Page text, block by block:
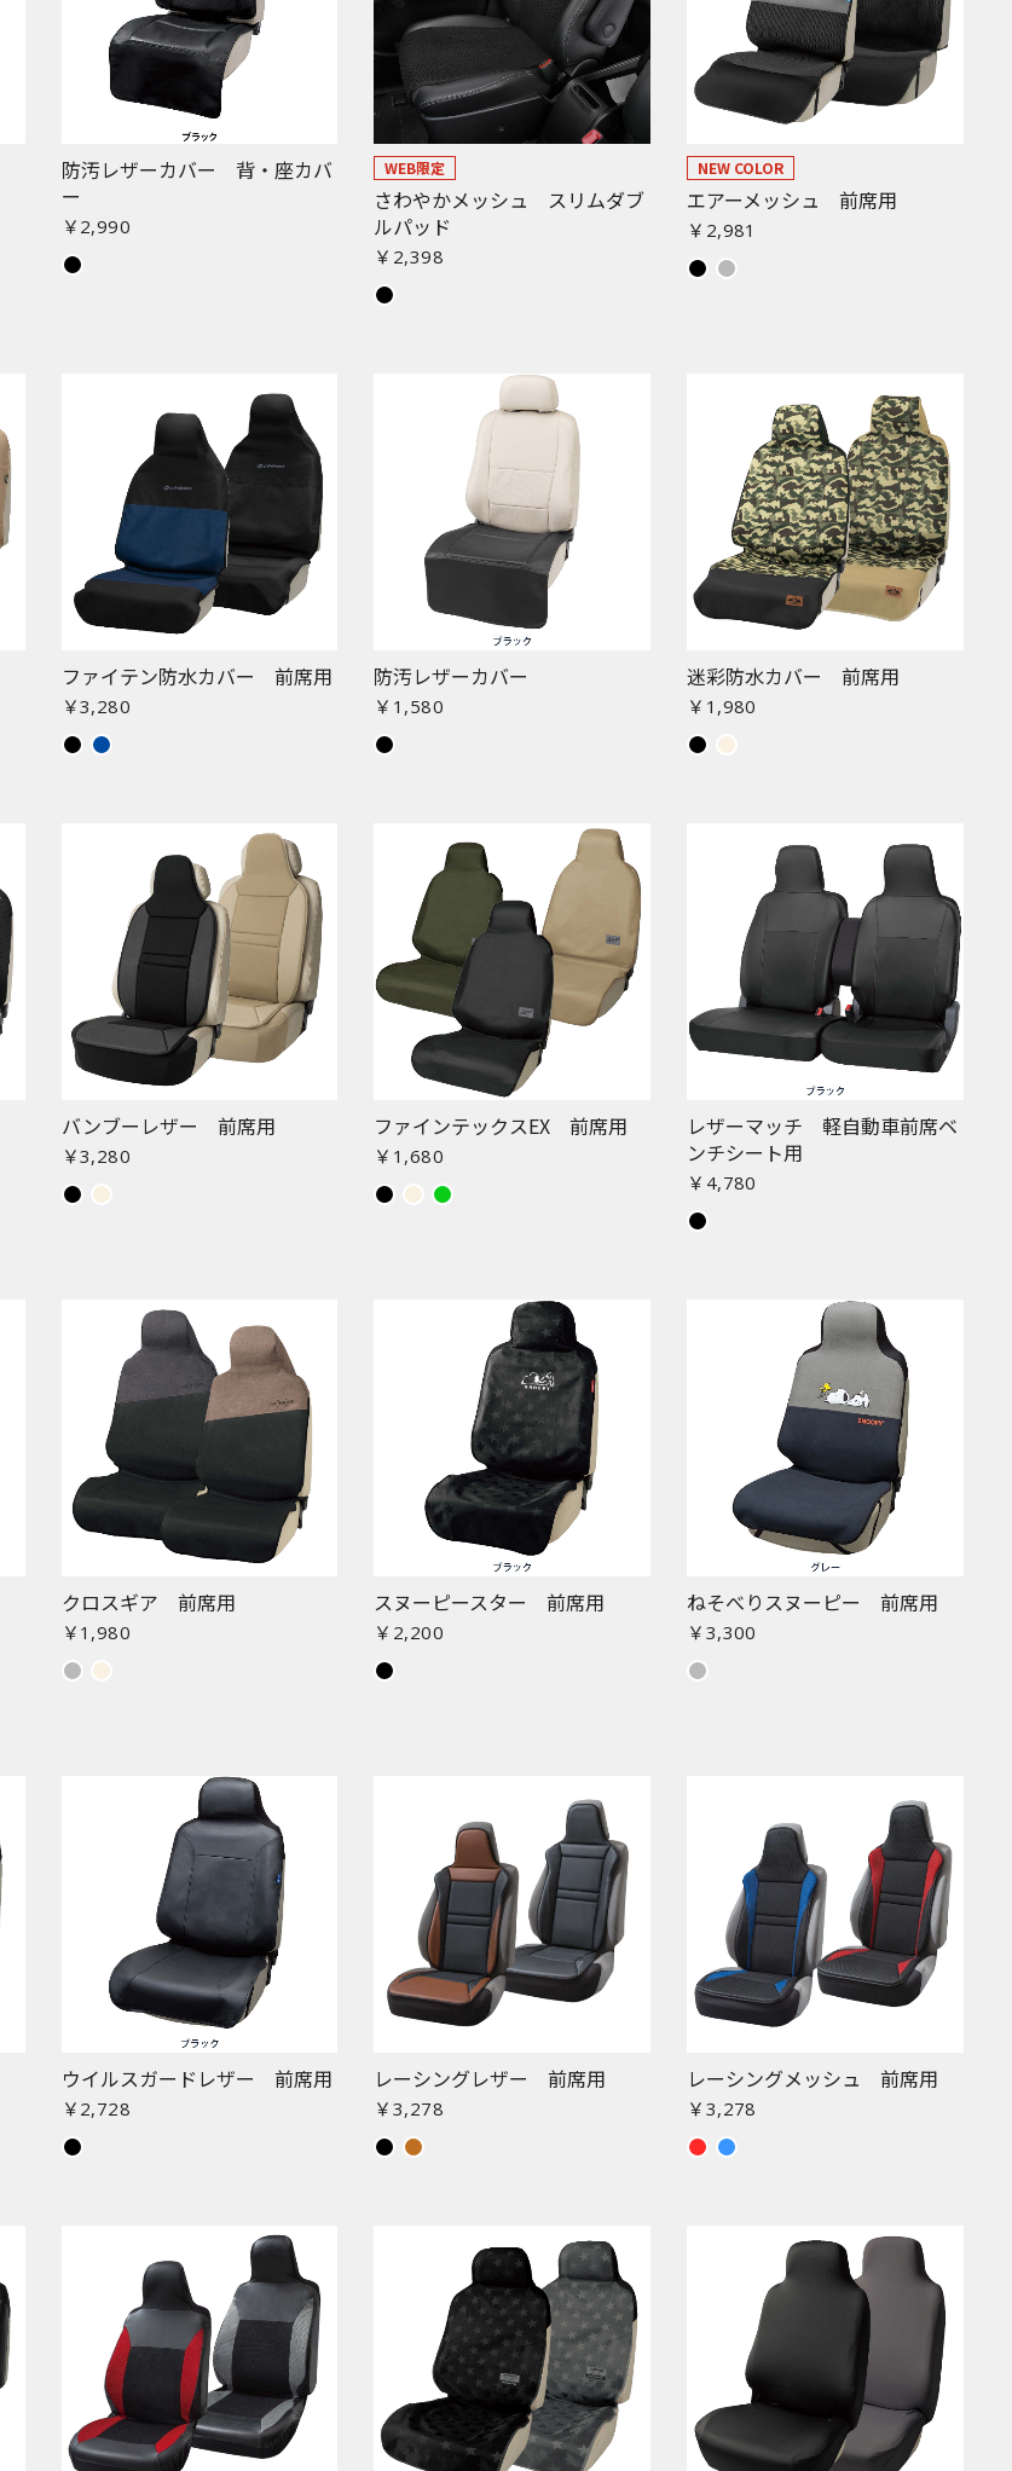
防汚レザーカバー 背・座カバ
ー
￥2,990
WEB限定
さわやかメッシュ スリムダブ
ルパッド
￥2,398
NEW COLOR
エアーメッシュ 前席用
￥2,981
ファイテン防水カバー 前席用
￥3,280
防汚レザーカバー
￥1,580
迷彩防水カバー 前席用
￥1,980
バンブーレザー 前席用
￥3,280
ファインテックスEX 前席用
￥1,680
レザーマッチ 軽自動車前席ベ
ンチシート用
￥4,780
クロスギア 前席用
￥1,980
スヌーピースター 前席用
￥2,200
ねそべりスヌーピー 前席用
￥3,300
ウイルスガードレザー 前席用
￥2,728
レーシングレザー 前席用
￥3,278
レーシングメッシュ 前席用
￥3,278
お買い物を続ける カートへ進む